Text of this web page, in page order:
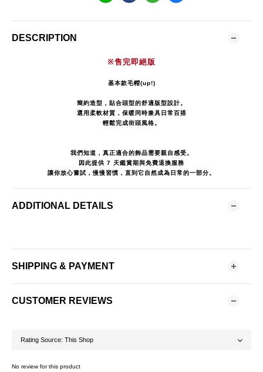
DESCRIPTION
※售完即絕版
基本款毛帽(up!)
簡約造型，貼合頭型的舒適版型設計。
選用柔軟材質，保暖同時兼具日常百搭
輕鬆完成街頭風格。
我們知道，真正適合的飾品需要親自感受。
因此提供 7 天鑑賞期與免費退換服務
讓你放心嘗試，慢慢習慣，直到它自然成為日常的一部分。
ADDITIONAL DETAILS
SHIPPING & PAYMENT
CUSTOMER REVIEWS
No review for this product